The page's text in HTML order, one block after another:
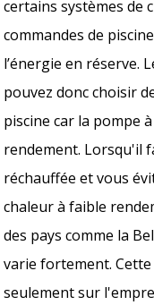
certains systèmes de
commandes de
l’énergie en réserve.
pouvez donc choisir
piscine car la pompe
rendement. Lorsqu'il
réchauffée et vous
chaleur à faible
des pays comme la
varie fortement.
seulement sur